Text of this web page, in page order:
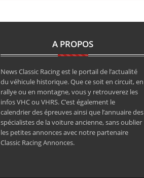
A PROPOS
News Classic Racing est le portail de l’actualité
du véhicule historique. Que ce soit en circuit, en
rallye ou en montagne, vous y retrouverez les
infos VHC ou VHRS. C’est également le
calendrier des épreuves ainsi que l’annuaire des
spécialistes de la voiture ancienne, sans oublier
les petites annonces avec notre partenaire
Classic Racing Annonces.